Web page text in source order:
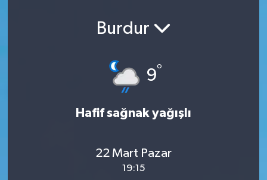
Burdur
9°
Hafif sağnak yağışlı
22 Mart Pazar
19:15